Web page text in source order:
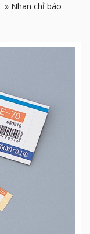
» Nhãn chỉ báo